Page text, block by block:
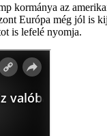
kormánya az
Európa még jól is
is lefelé nyomja.